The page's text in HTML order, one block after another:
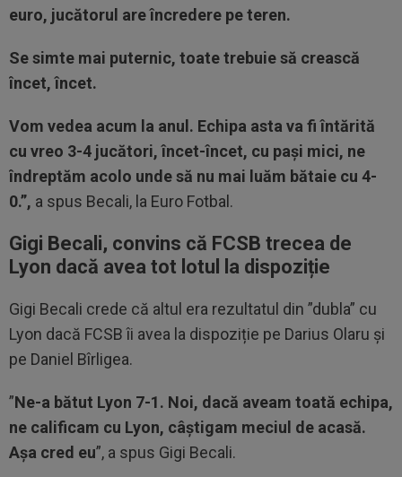
euro, jucătorul are încredere pe teren.
Se simte mai puternic, toate trebuie să crească
încet, încet.
Vom vedea acum la anul. Echipa asta va fi întărită
cu vreo 3-4 jucători, încet-încet, cu paşi mici, ne
îndreptăm acolo unde să nu mai luăm bătaie cu 4-
0.”, a spus Becali, la Euro Fotbal.
Gigi Becali, convins că FCSB trecea de
Lyon dacă avea tot lotul la dispoziție
Gigi Becali crede că altul era rezultatul din ”dubla” cu
Lyon dacă FCSB îi avea la dispoziție pe Darius Olaru și
pe Daniel Bîrligea.
”Ne-a bătut Lyon 7-1. Noi, dacă aveam toată echipa,
ne calificam cu Lyon, câștigam meciul de acasă.
Așa cred eu”, a spus Gigi Becali.